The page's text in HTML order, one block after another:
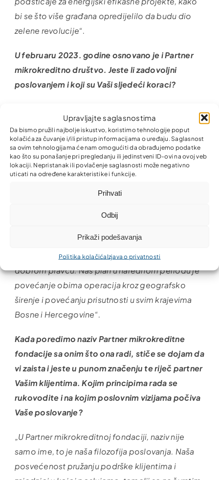
Upravljajte saglasnostima
Da bismo pružili najbolje iskustvo, koristimo tehnologije poput
kolačića za čuvanje i/ili pristup informacijama o uređaju. Saglasnost
sa ovim tehnologijama će nam omogućiti da obrađujemo podatke
kao što su ponašanje pri pregledanju ili jedinstveni ID-ovi na ovoj veb
lokaciji. Nepristanak ili povlačenje saglasnosti može negativno
uticati na određene karakteristike i funkcije.
Prihvati
Odbij
Prikaži podešavanja
Politika kolačića Izjava o privatnosti
bi se što više građana opredijelilo da budu dio
zelene revolucije“.
U februaru 2023. godine osnovano je i Partner
mikrokreditno društvo. Jeste li zadovoljni
poslovanjem i koji su Vaši sljedeći koraci?
osnuje mikrokreditno društvo je proizašla iz
potrebe dijela naših klijenata za većim iznosima
mikrokredita do 50.000 KM, što mi kao
Fondacija ne možemo osigurati zbog zakonskih
naši korisnici dobijaju mogućnost finansiranja
svojih poslovnih ideja u mnogo većim iznosima
konkurentnost i uvećanje prihoda. Dosadašnji
pokazatelji govore da Partner MKD kreće u
dobrom pravcu. Naš plan u narednom periodu je
povećanje obima operacija kroz geografsko
širenje i povećanju prisutnosti u svim krajevima
Bosne i Hercegovine“.
Kada poredimo naziv Partner mikrokreditne
fondacije sa onim što ona radi, stiče se dojam da
vi zaista i jeste u punom značenju te riječ partner
Vašim klijentima. Kojim principima rada se
rukovodite i na kojim poslovnim vizijama počiva
Vaše poslovanje?
„U Partner mikrokreditnoj fondaciji, naziv nije
samo ime, to je naša filozofija poslovanja. Naša
posvećenost pružanju podrške klijentima i